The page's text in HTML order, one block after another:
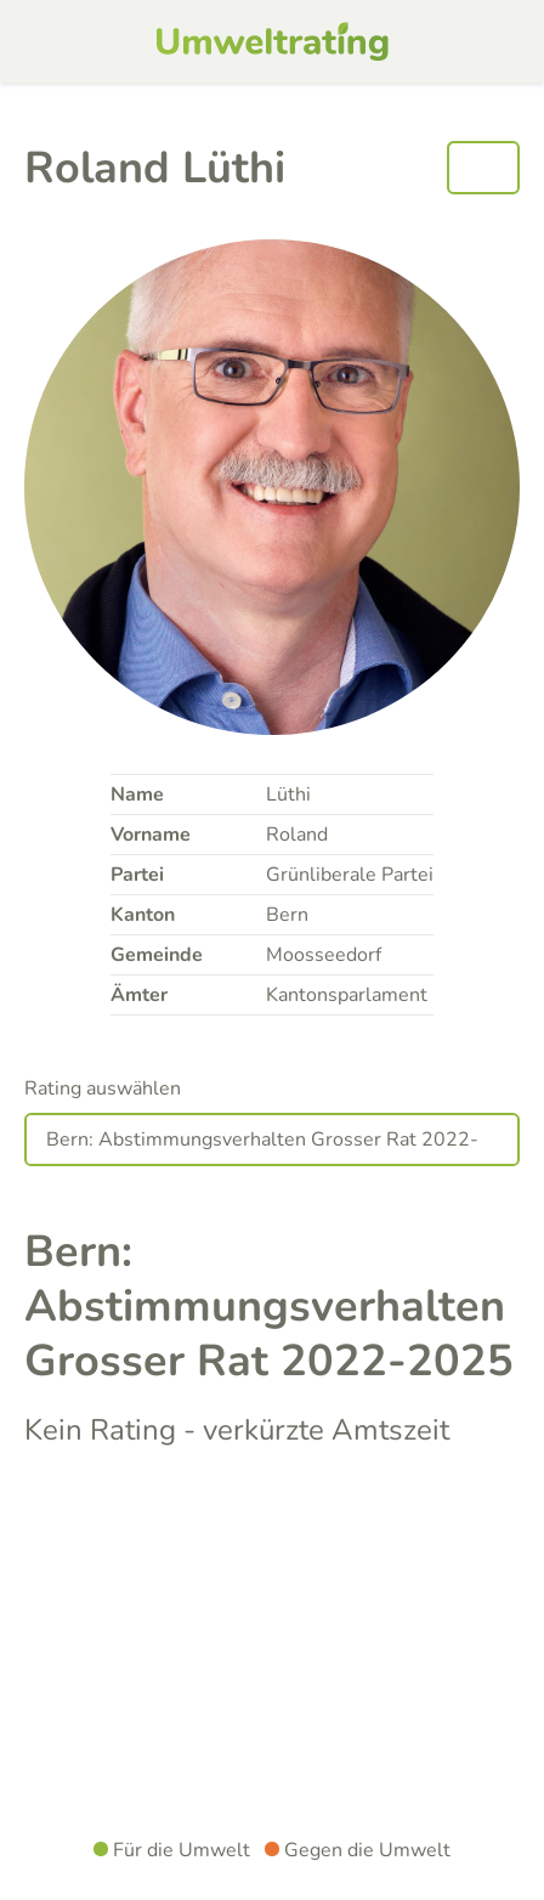
Roland Lüthi
Name
Lüthi
Vorname
Roland
Partei
Grünliberale Partei
Kanton
Bern
Gemeinde
Moosseedorf
Ämter
Kantonsparlament
Rating auswählen
Bern:
Abstimmungsverhalten
Grosser Rat 2022-2025
Kein Rating - verkürzte Amtszeit
Für die Umwelt Gegen die Umwelt